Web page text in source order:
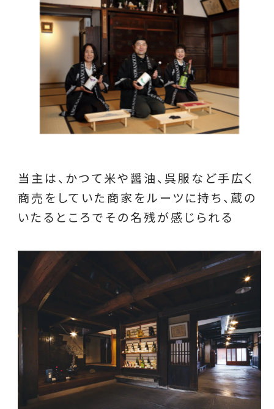
当主は、かつて米や醤油、呉服など手広く
商売をしていた商家をルーツに持ち、蔵の
いたるところでその名残が感じられる